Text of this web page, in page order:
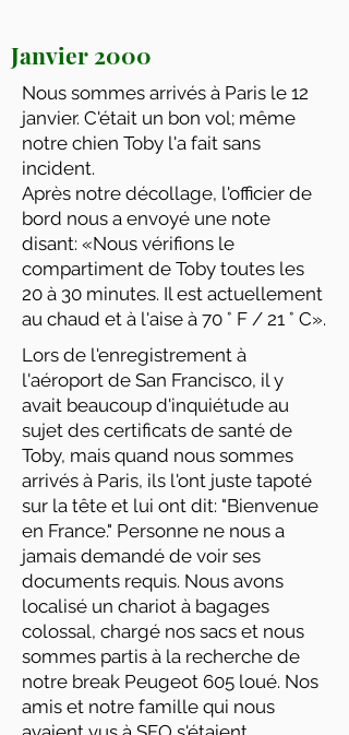
Janvier 2000
Nous sommes arrivés à Paris le 12
janvier. C'était un bon vol; même
notre chien Toby l'a fait sans
incident.
Après notre décollage, l'officier de
bord nous a envoyé une note
disant: «Nous vérifions le
compartiment de Toby toutes les
20 à 30 minutes. Il est actuellement
au chaud et à l'aise à 70 ° F / 21 ° C».
Lors de l'enregistrement à
l'aéroport de San Francisco, il y
avait beaucoup d'inquiétude au
sujet des certificats de santé de
Toby, mais quand nous sommes
arrivés à Paris, ils l'ont juste tapoté
sur la tête et lui ont dit: "Bienvenue
en France." Personne ne nous a
jamais demandé de voir ses
documents requis. Nous avons
localisé un chariot à bagages
colossal, chargé nos sacs et nous
sommes partis à la recherche de
notre break Peugeot 605 loué. Nos
amis et notre famille qui nous